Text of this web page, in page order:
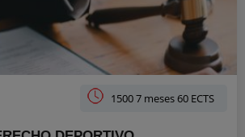
1500 7 meses 60 ECTS